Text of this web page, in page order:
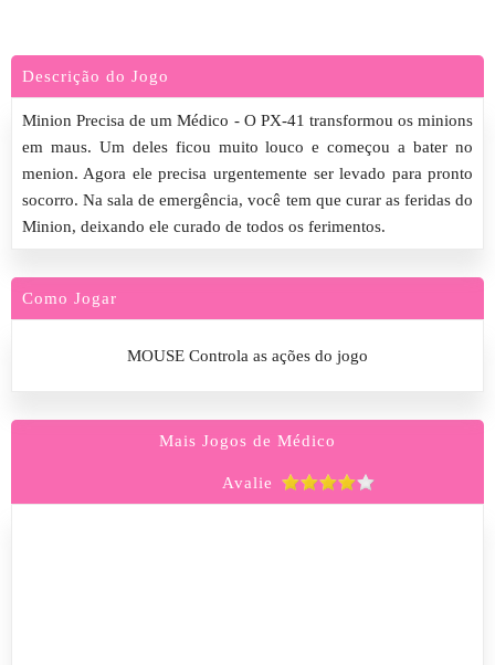
Descrição do Jogo
Minion Precisa de um Médico - O PX-41 transformou os minions
em maus. Um deles ficou muito louco e começou a bater no
menion. Agora ele precisa urgentemente ser levado para pronto
socorro. Na sala de emergência, você tem que curar as feridas do
Minion, deixando ele curado de todos os ferimentos.
Como Jogar
MOUSE Controla as ações do jogo
Mais Jogos de Médico
Avalie